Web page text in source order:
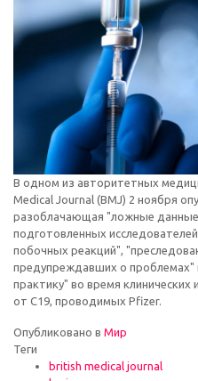
В одном из авторитетных
Medical Journal (BMJ) 2 ноября
разоблачающая "ложные
подготовленных
побочных реакций",
предупреждавших о проблемах"
практику" во время
от С19, проводимых Pfizer.
Опубликовано в Мир
Теги
british medical journal